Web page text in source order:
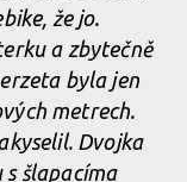
že jo.
a zbytečně
byla jen
metrech.
Dvojka
šlapacíma